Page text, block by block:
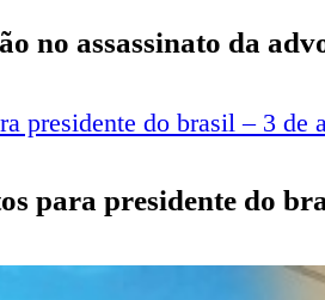
no assassinato da
para presidente do